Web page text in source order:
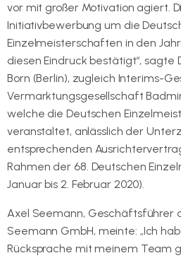
vor mit großer Motivation agiert.
Initiativbewerbung um die
Einzelmeisterschaften in den
diesen Eindruck bestätigt“, sagte
Born (Berlin), zugleich Interims-
Vermarktungsgesellschaft
welche die Deutschen
veranstaltet, anlässlich der
entsprechenden
Rahmen der 68. Deutschen
Januar bis 2. Februar 2020).
Axel Seemann, Geschäftsführer
Seemann GmbH, meinte: „Ich
Rücksprache mit meinem Team